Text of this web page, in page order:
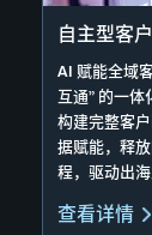
自主型客
AI 赋能全域
互通” 的一体化架构， 打通
构建完整客
据赋能，释
程，驱动出海
查看详情